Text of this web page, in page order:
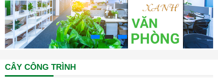
CÂY CÔNG TRÌNH